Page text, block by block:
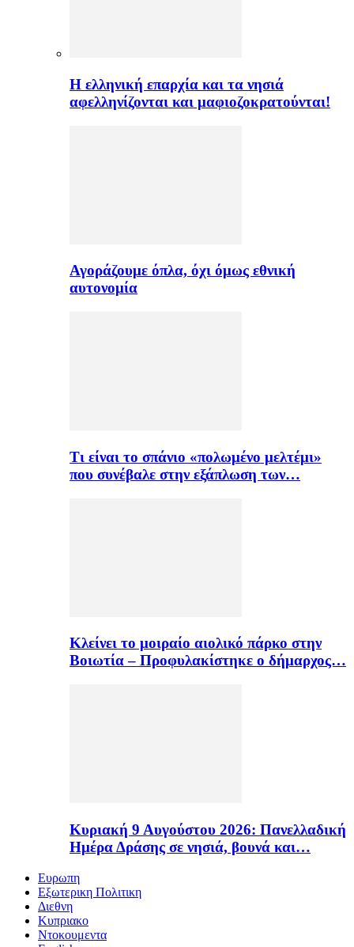
H ελληνική επαρχία και τα νησιά
αφελληνίζονται και μαφιοζοκρατούνται!
Αγοράζουμε όπλα, όχι όμως εθνική
αυτονομία
Τι είναι το σπάνιο «πολωμένο μελτέμι»
που συνέβαλε στην εξάπλωση των…
Κλείνει το μοιραίο αιολικό πάρκο στην
Βοιωτία – Προφυλακίστηκε ο δήμαρχος…
Κυριακή 9 Αυγούστου 2026: Πανελλαδική
Ημέρα Δράσης σε νησιά, βουνά και…
Ευρωπη
Εξωτερικη Πολιτικη
Διεθνη
Κυπριακο
Ντοκουμεντα